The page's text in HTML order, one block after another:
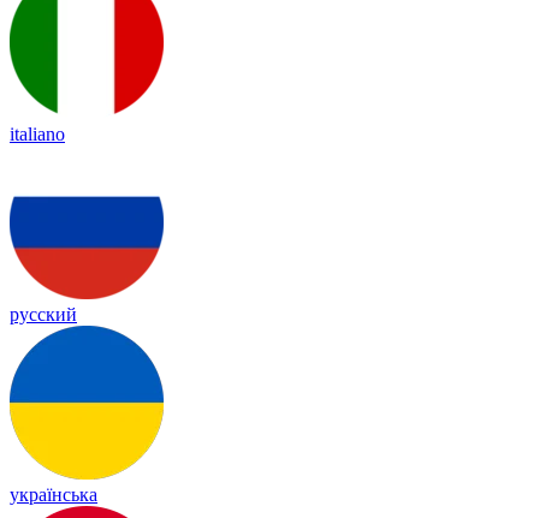
italiano
русский
українська